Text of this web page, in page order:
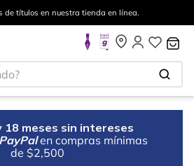
de títulos en nuestra tienda en línea.
18 meses sin intereses
PayPal en compras mínimas
de $2,500